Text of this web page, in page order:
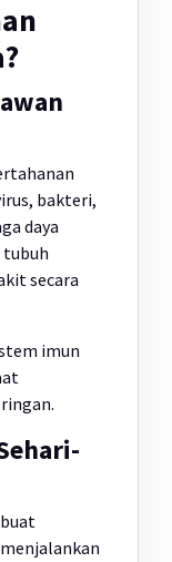
bakteri,
daya
secara
imun